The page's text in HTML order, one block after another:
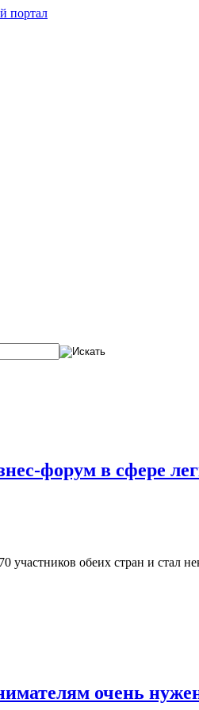
форум в сфере
участников обеих стран и стал
очень